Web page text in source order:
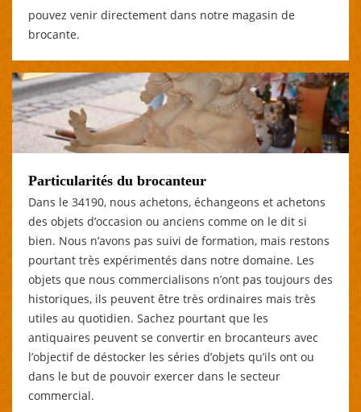
pouvez venir directement dans notre magasin de
brocante.
Particularités du brocanteur
Dans le 34190, nous achetons, échangeons et achetons
des objets d’occasion ou anciens comme on le dit si
bien. Nous n’avons pas suivi de formation, mais restons
pourtant très expérimentés dans notre domaine. Les
objets que nous commercialisons n’ont pas toujours des
historiques, ils peuvent être très ordinaires mais très
utiles au quotidien. Sachez pourtant que les
antiquaires peuvent se convertir en brocanteurs avec
l’objectif de déstocker les séries d’objets qu’ils ont ou
dans le but de pouvoir exercer dans le secteur
commercial.